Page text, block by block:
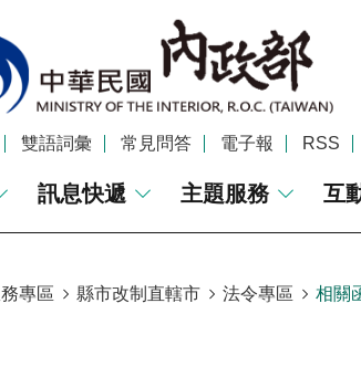
雙語詞彙 常見問答 電子報 RSS
訊息快遞 主題服務 互
專區 縣市改制直轄市 法令專區 相關